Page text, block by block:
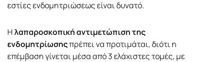
εστίες ενδομητριώσεως είναι δυνατό.
Ηλαπαροσκοπική αντιμετώπιση της
ενδομητρίωσηςπρέπει να προτιμάται, διότι η
επέμβαση γίνεται μέσα από 3 ελάχιστες τομές, με